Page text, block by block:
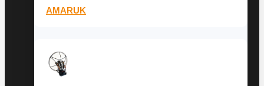
AMARUK